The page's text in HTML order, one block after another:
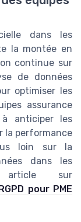
dans les
la montée en
continue sur
de données
optimiser les
assurance
anticiper les
la performance
loin sur la
dans les
article sur
pour PME